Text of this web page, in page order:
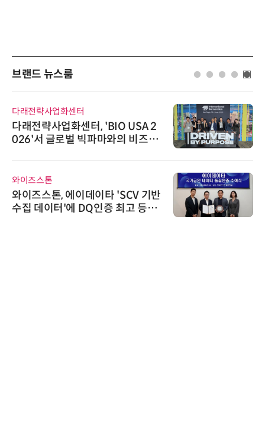
브랜드 뉴스룸
다래전략사업화센터
다래전략사업화센터, 'BIO USA 2
026'서 글로벌 빅파마와의 비즈니
와이즈스톤
와이즈스톤, 에이데이타 'SCV 기반
수집 데이터'에 DQ인증 최고 등급